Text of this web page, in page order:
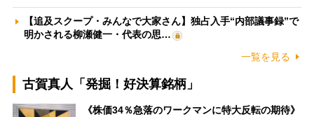
【追及スクープ・みんなで大家さん】独占入手“内部議事録”で
明かされる柳瀬健一・代表の思…
一覧を見る
古賀真人「発掘！好決算銘柄」
《株価34％急落のワークマンに特大反転の期待》